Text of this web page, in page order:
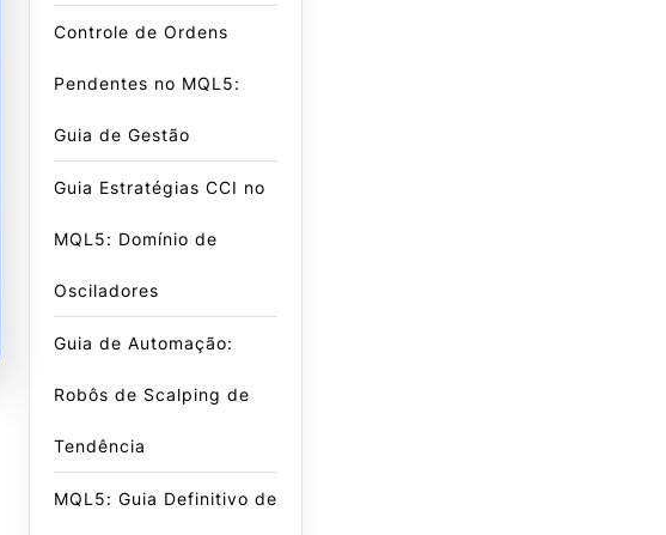
Controle de Ordens
Pendentes no MQL5:
Guia de Gestão
Guia Estratégias CCI no
MQL5: Domínio de
Osciladores
Guia de Automação:
Robôs de Scalping de
Tendência
MQL5: Guia Definitivo de